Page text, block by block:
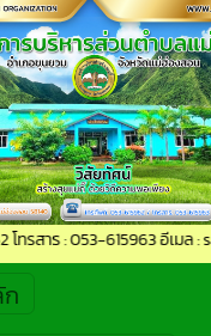
: 053-615963 อีเมล :